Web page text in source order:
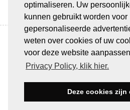
optimaliseren. Uw
kunnen gebruikt worden voor
gepersonaliseerde
weten over cookies of uw
voor deze website
Privacy Policy, klik hier.
Deze cookies zijn
BETAAL VEILIG &